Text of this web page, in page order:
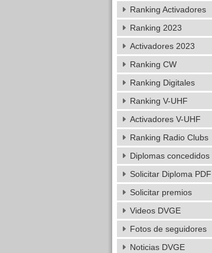
Ranking Activadores
Ranking 2023
Activadores 2023
Ranking CW
Ranking Digitales
Ranking V-UHF
Activadores V-UHF
Ranking Radio Clubs
Diplomas concedidos
Solicitar Diploma PDF
Solicitar premios
Videos DVGE
Fotos de seguidores
Noticias DVGE